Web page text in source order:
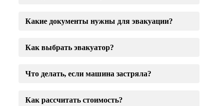
Какие документы нужны для эвакуации?
Как выбрать эвакуатор?
Что делать, если машина застряла?
Как рассчитать стоимость?